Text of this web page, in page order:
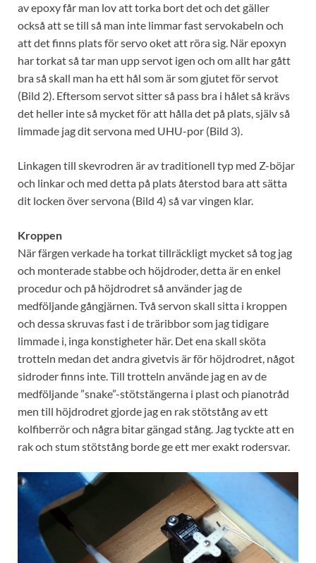
av epoxy får man lov att torka bort det och det gäller
också att se till så man inte limmar fast servokabeln och
att det finns plats för servo oket att röra sig. När epoxyn
har torkat så tar man upp servot igen och om allt har gått
bra så skall man ha ett hål som är som gjutet för servot
(Bild 2). Eftersom servot sitter så pass bra i hålet så krävs
det heller inte så mycket för att hålla det på plats, själv så
limmade jag dit servona med UHU-por (Bild 3).
Linkagen till skevrodren är av traditionell typ med Z-böjar
och linkar och med detta på plats återstod bara att sätta
dit locken över servona (Bild 4) så var vingen klar.
Kroppen
När färgen verkade ha torkat tillräckligt mycket så tog jag
och monterade stabbe och höjdroder, detta är en enkel
procedur och på höjdrodret så använder jag de
medföljande gångjärnen. Två servon skall sitta i kroppen
och dessa skruvas fast i de träribbor som jag tidigare
limmade i, inga konstigheter här. Det ena skall sköta
trotteln medan det andra givetvis är för höjdrodret, något
sidroder finns inte. Till trotteln använde jag en av de
medföljande ”snake”-stötstängerna i plast och pianotråd
men till höjdrodret gjorde jag en rak stötstång av ett
kolfiberrör och några bitar gängad stång. Jag tyckte att en
rak och stum stötstång borde ge ett mer exakt rodersvar.